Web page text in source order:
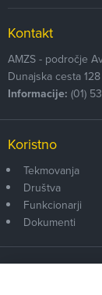
Kontakt
AMZS - področje
Dunajska cesta 128
Informacije: (01)
Koristno
Tekmovanja
Društva
Funkcionarji
Dokumenti